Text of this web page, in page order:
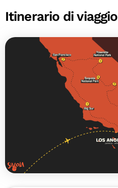
Itinerario di viaggio